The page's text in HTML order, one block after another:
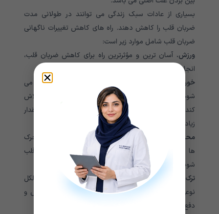
بسیاری از عادات سبک زندگی می توانند در طولانی مدت
ضربان قلب را کاهش دهند. راه های کاهش تغییرات ناگهانی
ضربان قلب شامل موارد زیر است:
ورزش. آسان ترین و مؤثرترین راه برای کاهش ضربان قلب،
انجام ورزش منظم است.
خوردن آب به اندازه کافی.
هنگامی که بدن دچار کمبود آب می
شود، قلب برای تثبیت جریان خون مجبور است بیشتر تلاش
کند. برای کاهش ضربان قلب بهتر است در طول روز، مقدار
زیادی نوشیدنی بدون قند و آب بنوشید.
محدودکردن مصرف محرک ها مانند کافئین و نیکوتین.
محرک
ها می توانند باعث کمبود آب بدن و افزایش فعالیت قلب
شوند.
ترک الکل.
الکل باعث کم آبی بدن می شود. همچنین الکل
نوعی ماده سمی محسوب می شود که بدن برای پردازش و
دفع آن باید سخت تر تلاش کند.